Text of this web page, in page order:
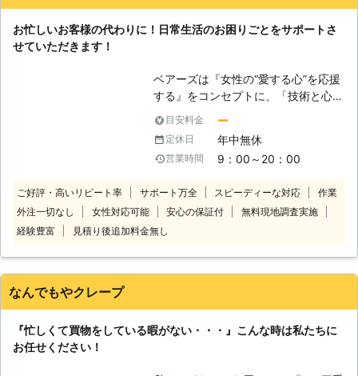
お忙しいお客様の代わりに！日常生活のお困りごとをサポートさ
せていただきます！
ベアーズは『女性の“愛する心”を応援
する』をコンセプトに、「技術と心の
向上に対する教育の徹底」と「感謝と
笑顔」という2つの“こだわり”を企業
理念に掲げ、常に“お客様感動度
120%”を目指しております。 家事代行
ーとして、以下をお約束いたします。
【安全】～登録スタッフ5200人～ ベ
アーズレディは全員直接雇用。 業界
せすることなく細やかで真心を込めた
だしなみ・笑顔といったマナー・マイ
ンドから実技に至るまで、7つのオリ
目安料金 ー
定休日 年中無休
営業時間 9：00～20：00
ご好評・高いリピート率 サポート万全 スピーディーな対応
作業
外注一切なし
女性対応可能 安心の保証付
無料現地調査実施
経験豊富
見積り後追加料金無し
なんでもやクレープ
『忙しくて買物をしている暇がない・・・』こんな時は私たちに
お任せください！